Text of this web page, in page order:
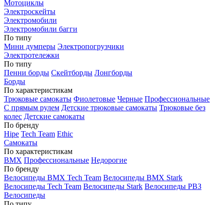
Мотоциклы
Электроскейты
Электромобили
Электромобили багги
По типу
Мини думперы Электропогрузчики
Электротележки
По типу
Пенни борды Скейтборды Лонгборды
Борды
По характеристикам
Трюковые самокаты Фиолетовые Черные Профессиональные
С прямым рулем Детские трюковые самокаты Трюковые без
колес Детские самокаты
По бренду
Hipe Tech Team Ethic
Самокаты
По характеристикам
BMX Профессиональные Недорогие
По бренду
Велосипеды BMX Tech Team Велосипеды BMX Stark
Велосипеды Tech Team Велосипеды Stark Велосипеды РВЗ
Велосипеды